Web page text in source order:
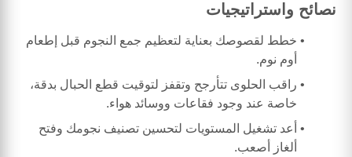
نصائح واستراتيجيات
خطط لقصوصك بعناية لتعظيم جمع النجوم قبل إطعام
أوم نوم.
راقب الحلوى تتأرجح وتقفز لتوقيت قطع الحبال بدقة،
خاصة عند وجود فقاعات ووسائد هواء.
أعد تشغيل المستويات لتحسين تصنيف نجومك وفتح
ألغاز أصعب.